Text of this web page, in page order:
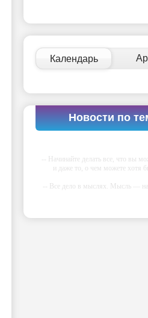
Календарь
Новости по
-- Начинайте делать все, что вы
и даже то, о чем можете хотя
-- Все дело в мыслях. Мысль —